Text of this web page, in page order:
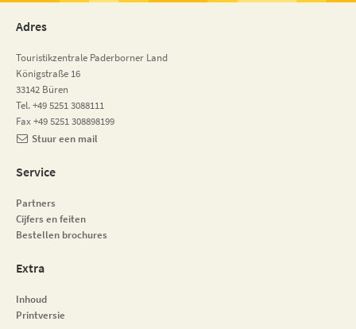
Adres
Touristikzentrale Paderborner Land
Königstraße 16
33142 Büren
Tel. +49 5251 3088111
Fax +49 5251 308898199
Stuur een mail
Service
Partners
Cijfers en feiten
Bestellen brochures
Extra
Inhoud
Printversie